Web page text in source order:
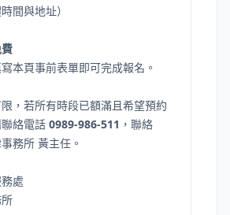
間與地址）
本頁事前表單即可完成報名。
，若所有時段已額滿且希望預約
絡電話 0989-986-511 ，聯絡
務所 黃主任。
處